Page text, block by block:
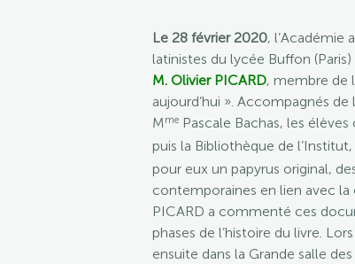
Le 28 février 2020, l’Académie
latinistes du lycée Buffon
M. Olivier PICARD, membre de
aujourd’hui ». Accompagnés
Mme Pascale Bachas, les
puis la Bibliothèque de
pour eux un papyrus original,
contemporaines en lien avec
PICARD a commenté ces
phases de l’histoire du livre.
ensuite dans la Grande salle